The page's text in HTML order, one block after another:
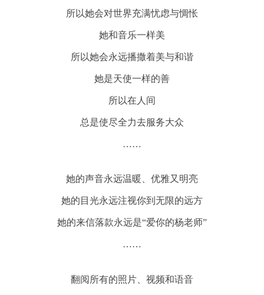
所以她会对世界充满忧虑与惆怅
她和音乐一样美
所以她会永远播撒着美与和谐
她是天使一样的善
所以在人间
总是使尽全力去服务大众
……
她的声音永远温暖、优雅又明亮
她的目光永远注视你到无限的远方
她的来信落款永远是“爱你的杨老师”
……
翻阅所有的照片、视频和语音